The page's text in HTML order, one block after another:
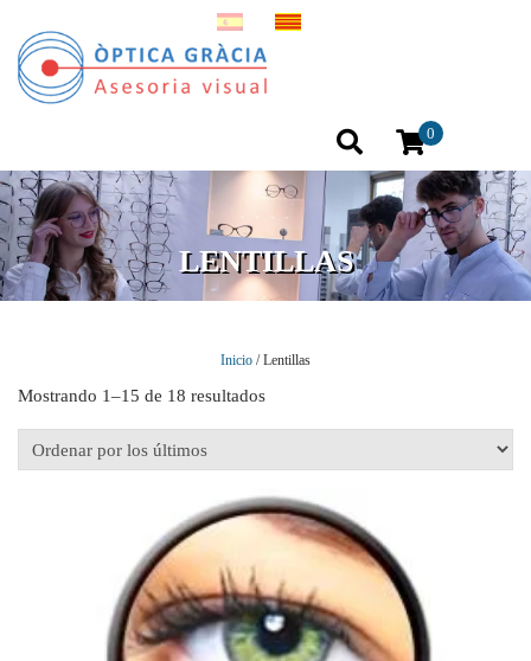
0
LENTILLAS
Inicio / Lentillas
Mostrando 1–15 de 18 resultados